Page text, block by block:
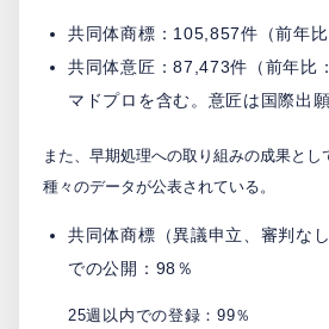
Blog
創英設樂法律事務所
お問い合わせ
共同体商標：105,857件（前年比
共同体意匠：87,473件（前年比
マドプロを含む。意匠は国際出願
また、早期処理への取り組みの成果とし
種々のデータが公表されている。
共同体商標（異議申立、審判な
での公開：98％
25週以内での登録：99％